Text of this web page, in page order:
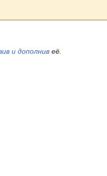
и дополнив её.